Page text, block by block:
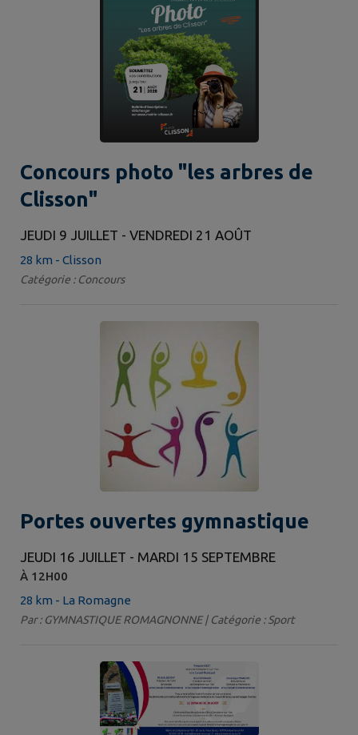
Concours photo "les arbres de
Clisson"
JEUDI 9 JUILLET - VENDREDI 21 AOÛT
28 km - Clisson
Catégorie : Concours
Portes ouvertes gymnastique
JEUDI 16 JUILLET - MARDI 15 SEPTEMBRE
À 12H00
28 km - La Romagne
Par : GYMNASTIQUE ROMAGNONNE | Catégorie : Sport